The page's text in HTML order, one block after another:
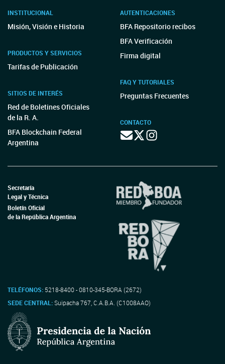
INSTITUCIONAL
Misión, Visión e Historia
PRODUCTOS Y SERVICIOS
Tarifas de Publicación
SITIOS DE INTERÉS
Red de Boletines Oficiales
de la R. A.
BFA Blockchain Federal
Argentina
AUTENTICACIONES
BFA Repositorio recibos
BFA Verificación
Firma digital
FAQ Y TUTORIALES
Preguntas Frecuentes
CONTACTO
Secretaría
Legal y Técnica
Boletín Oficial
de la República Argentina
TELÉFONOS: 5218-8400 - 0810-345-BORA (2672)
SEDE CENTRAL:Suipacha 767, C.A.B.A. (C1008AAO)